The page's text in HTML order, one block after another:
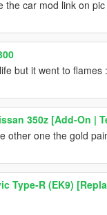
the car mod link on
but it went to flames
350z [Add-On |
other one the gold
Type-R (EK9)